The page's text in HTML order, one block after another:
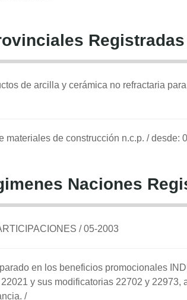
Registradas
de arcilla y cerámica no refractaria
materiales de construcción n.c.p. /desde:
Naciones
/05-2003
en los beneficios promocionales
y sus modificatorias 22702 y 22973,
/